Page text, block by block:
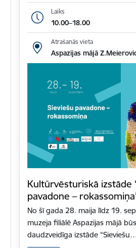
Laiks
10.00–18.00
Atrašanās vieta
Aspazijas mājā
Kultūrvēsturiskā izstāde
pavadone –
No šī gada 28. maija līdz 19.
muzeja filiālē Aspazijas mājā
daudzveidīga izstāde “Sieviešu…